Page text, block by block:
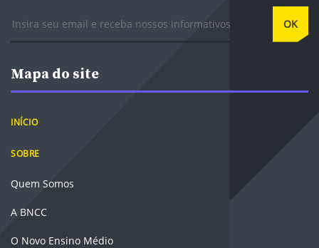
OK
Mapa do site
INÍCIO
SOBRE
Quem Somos
A BNCC
O Novo Ensino Médio